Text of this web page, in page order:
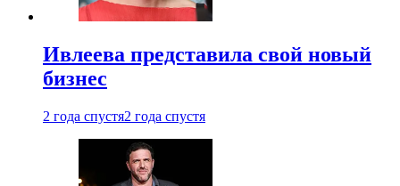
Ивлеева представила свой новый
бизнес
2 года спустя2 года спустя